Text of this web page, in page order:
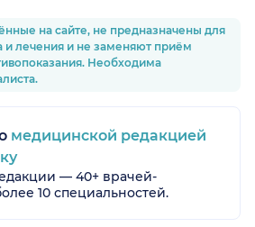
на сайте, не предназначены для
и лечения и не заменяют приём
Необходима
медицинской редакцией
— 40+ врачей-
10 специальностей.